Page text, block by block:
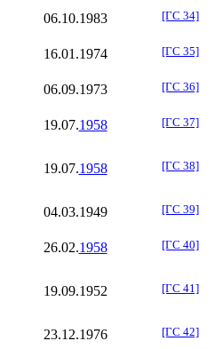
06.10.1983 [ГС 34]
16.01 .1974 [ГС 35]
06.09.1973 [ГС 36]
19.07.1958 [ГС 37]
19.07.1958 [ГС 38]
04.03.1949 [ГС 39]
26.02.1958 [ГС 40]
19.09.1952 [ГС 41]
23.12.1976 [ГС 42]